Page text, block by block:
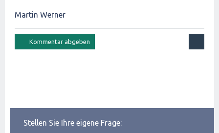
Martin Werner
Stellen Sie Ihre eigene Frage: